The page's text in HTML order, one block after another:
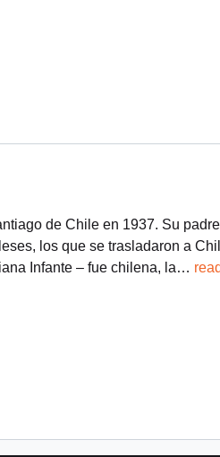
de Chile en 1937. Su
los que se trasladaron a
Infante – fue chilena, la…